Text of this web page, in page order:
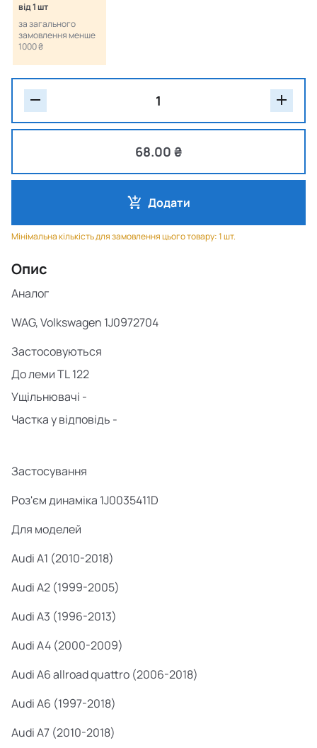
від 1 шт
за загального
замовлення менше
1000 ₴
68.00 ₴
Додати
Мінімальна кількість для замовлення цього товару: 1 шт.
Опис
Аналог
WAG, Volkswagen 1J0972704
Застосовуються
До лемиTL122
Ущільнювачі -
Частка у відповідь -
Застосування
Роз'єм динаміка 1J0035411D
Для моделей
Audi A1 (2010-2018)
Audi A2 (1999-2005)
Audi A3 (1996-2013)
Audi A4 (2000-2009)
Audi A6 allroad quattro (2006-2018)
Audi A6 (1997-2018)
Audi A7 (2010-2018)